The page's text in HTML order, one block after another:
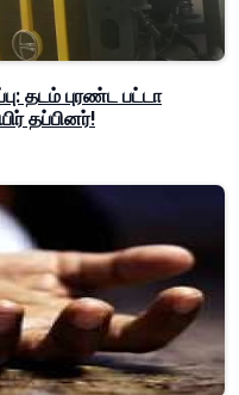
தடம் புரண்ட பட்டா
தப்பினர்!